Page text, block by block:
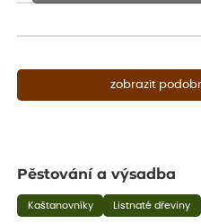
zobrazit
Rostliny mohou být také
Pěstování a výsadba
Kaštanovníky Listnaté dřeviny